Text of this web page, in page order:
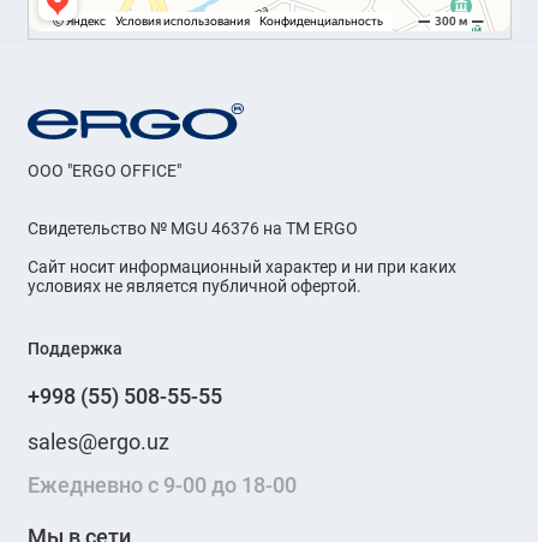
OOO "ERGO OFFICE"
Свидетельство № MGU 46376 на ТМ ERGO
Сайт носит информационный характер и ни при каких
условиях не является публичной офертой.
Поддержка
+998 (55) 508-55-55
sales@ergo.uz
Ежедневно с 9-00 до 18-00
Мы в сети